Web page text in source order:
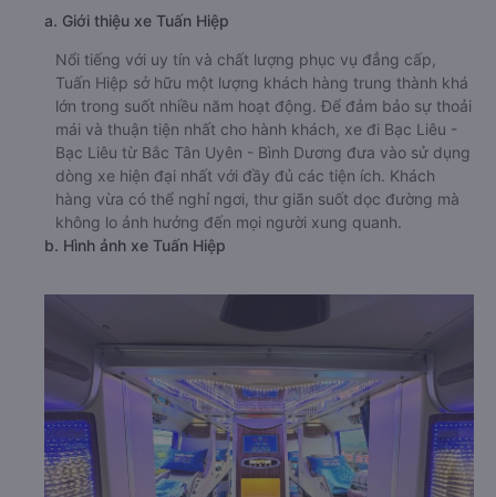
a. Giới thiệu xe Tuấn Hiệp
Nổi tiếng với uy tín và chất lượng phục vụ đẳng cấp,
Tuấn Hiệp sở hữu một lượng khách hàng trung thành khá
lớn trong suốt nhiều năm hoạt động. Để đảm bảo sự thoải
mái và thuận tiện nhất cho hành khách, xe đi Bạc Liêu -
Bạc Liêu từ Bắc Tân Uyên - Bình Dương đưa vào sử dụng
dòng xe hiện đại nhất với đầy đủ các tiện ích. Khách
hàng vừa có thể nghỉ ngơi, thư giãn suốt dọc đường mà
không lo ảnh hưởng đến mọi người xung quanh.
b. Hình ảnh xe Tuấn Hiệp